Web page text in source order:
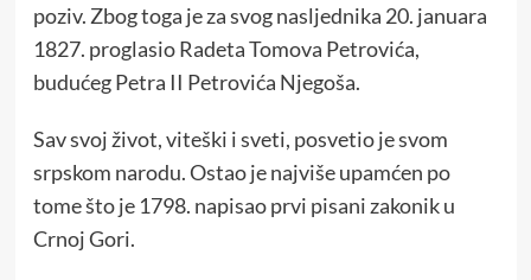
poziv. Zbog toga je za svog nasljednika 20. januara
1827. proglasio Radeta Tomova Petrovića,
budućeg Petra II Petrovića Njegoša.
Sav svoj život, viteški i sveti, posvetio je svom
srpskom narodu. Ostao je najviše upamćen po
tome što je 1798. napisao prvi pisani zakonik u
Crnoj Gori.